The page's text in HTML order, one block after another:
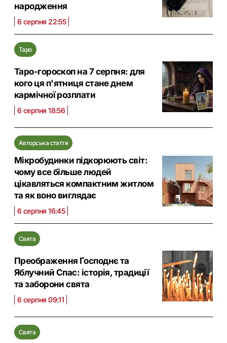
народження
6 серпня 22:55
Таро
Таро-гороскоп на 7 серпня: для
кого ця п'ятниця стане днем
кармічної розплати
6 серпня 18:56
Авторська стаття
Мікробудинки підкорюють світ:
чому все більше людей
цікавляться компактним житлом
та як воно виглядає
6 серпня 16:45
Свята
Преображення Господнє та
Яблучний Спас: історія, традиції
та заборони свята
6 серпня 09:11
Свята